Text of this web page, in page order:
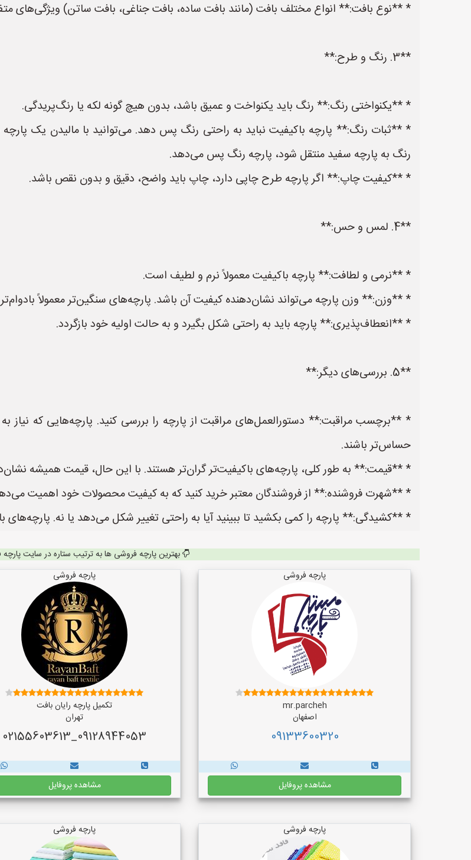
* **نوع بافت:** انواع مختلف بافت (مانند بافت ساده، بافت جناغی، بافت ساتن) ویژگی‌های
**3. رنگ و طرح:**
* **یکنواختی رنگ:** رنگ باید یکنواخت و عمیق باشد، بدون هیچ گونه لکه یا رنگ‌پریدگی.
* **ثبات رنگ:** پارچه باکیفیت نباید به راحتی رنگ پس دهد. می‌توانید با مالیدن یک
رنگ به پارچه سفید منتقل شود، پارچه رنگ پس می‌دهد.
* **کیفیت چاپ:** اگر پارچه طرح چاپی دارد، چاپ باید واضح، دقیق و بدون نقص باشد.
**4. لمس و حس:**
* **نرمی و لطافت:** پارچه باکیفیت معمولاً نرم و لطیف است.
* **وزن:** وزن پارچه می‌تواند نشان‌دهنده کیفیت آن باشد. پارچه‌های سنگین‌تر معمولاً
* **انعطاف‌پذیری:** پارچه باید به راحتی شکل بگیرد و به حالت اولیه خود بازگردد.
**5. بررسی‌های دیگر:**
* **برچسب مراقبت:** دستورالعمل‌های مراقبت از پارچه را بررسی کنید. پارچه‌هایی که
حساس‌تر باشند.
* **قیمت:** به طور کلی، پارچه‌های باکیفیت‌تر گران‌تر هستند. با این حال، قیمت همیشه
* **شهرت فروشنده:** از فروشندگان معتبر خرید کنید که به کیفیت محصولات خود اهمیت
* **کشیدگی:** پارچه را کمی بکشید تا ببینید آیا به راحتی تغییر شکل می‌دهد یا نه. پارچه‌های
بهترین پارچه فروشی ها به ترتیب ستاره در سایت
پارچه فروشی
mr.parcheh
اصفهان
09133600320
مشاهده پروفایل
پارچه فروشی
تکمیل پارچه رایان بافت
تهران
09128944053_02155603613
مشاهده پروفایل
پارچه فروشی پارچه فروشی